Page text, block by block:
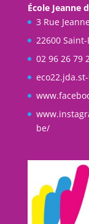
École Jeanne
3 Rue
22600
02 96 26 79
be/